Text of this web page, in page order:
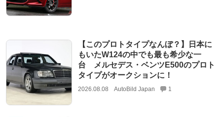
【このプロトタイプなんぼ？】日本に
もいたW124の中でも最も希少な一
台 メルセデス・ベンツE500のプロト
タイプがオークションに！
2026.08.08 AutoBild Japan 1